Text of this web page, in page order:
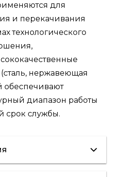
для
и перекачивания
технологического
нержавеющая
обеспечивают
диапазон работы
срок службы.